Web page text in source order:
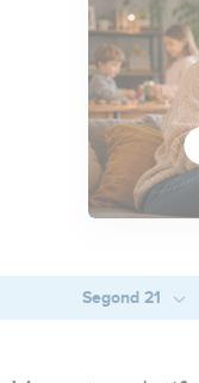
Segond 21